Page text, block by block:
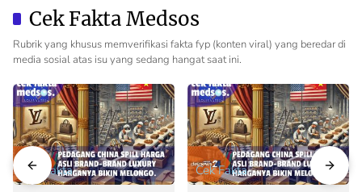
Cek Fakta Medsos
Rubrik yang khusus memverifikasi fakta fyp (konten viral) yang beredar di
media sosial atas isu yang sedang hangat saat ini.
Cek Fakta Cek Fakta